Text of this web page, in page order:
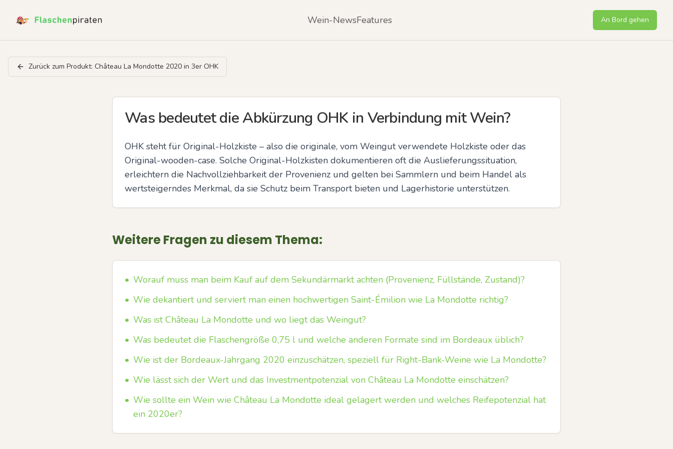
Wein-NewsFeatures An Bord gehen
Zurück zum Produkt: Château La Mondotte 2020 in 3er OHK
Was bedeutet die Abkürzung OHK in Verbindung mit Wein?
OHK steht für Original-Holzkiste – also die originale, vom Weingut verwendete Holzkiste oder das
Original-wooden-case. Solche Original-Holzkisten dokumentieren oft die Auslieferungssituation,
erleichtern die Nachvollziehbarkeit der Provenienz und gelten bei Sammlern und beim Handel als
wertsteigerndes Merkmal, da sie Schutz beim Transport bieten und Lagerhistorie unterstützen.
Weitere Fragen zu diesem Thema:
• Worauf muss man beim Kauf auf dem Sekundärmarkt achten (Provenienz, Füllstände, Zustand)?
• Wie dekantiert und serviert man einen hochwertigen Saint-Émilion wie La Mondotte richtig?
• Was ist Château La Mondotte und wo liegt das Weingut?
• Was bedeutet die Flaschengröße 0,75 l und welche anderen Formate sind im Bordeaux üblich?
• Wie ist der Bordeaux-Jahrgang 2020 einzuschätzen, speziell für Right-Bank-Weine wie La Mondotte?
• Wie lässt sich der Wert und das Investmentpotenzial von Château La Mondotte einschätzen?
• Wie sollte ein Wein wie Château La Mondotte ideal gelagert werden und welches Reifepotenzial hat
ein 2020er?